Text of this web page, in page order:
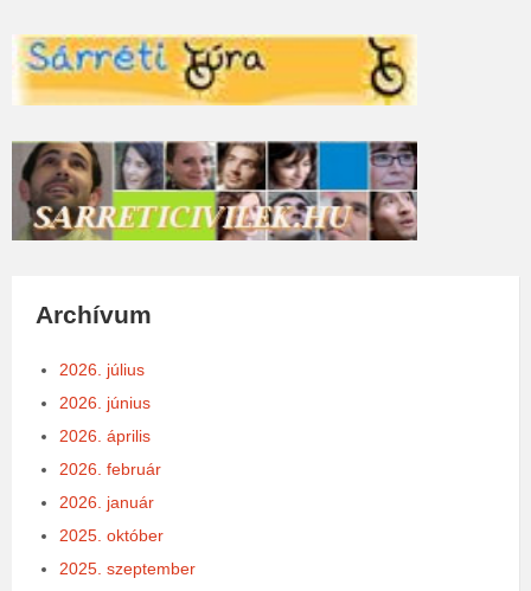
Archívum
2026. július
2026. június
2026. április
2026. február
2026. január
2025. október
2025. szeptember